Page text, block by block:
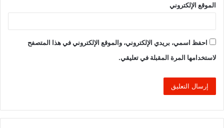
الموقع الإلكتروني
احفظ اسمي، بريدي الإلكتروني، والموقع الإلكتروني في هذا المتصفح
لاستخدامها المرة المقبلة في تعليقي.